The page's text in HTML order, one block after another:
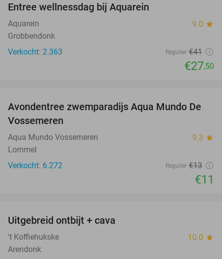
Entree wellnessdag bij Aquarein
Aquarein 9.0 star
Grobbendonk
Verkocht: 2.363
Regulier €41
€27,50
15%
Avondentree zwemparadijs Aqua Mundo De
Vossemeren
Aqua Mundo Vossemeren 9.3 star
Lommel
Verkocht: 6.272
Regulier €13
€11
Uitgebreid ontbijt + cava
't Koffiehukske 10.0 star
Arendonk